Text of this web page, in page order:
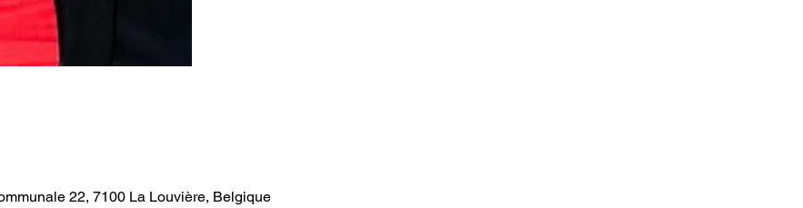
22, 7100 La Louvière, Belgique